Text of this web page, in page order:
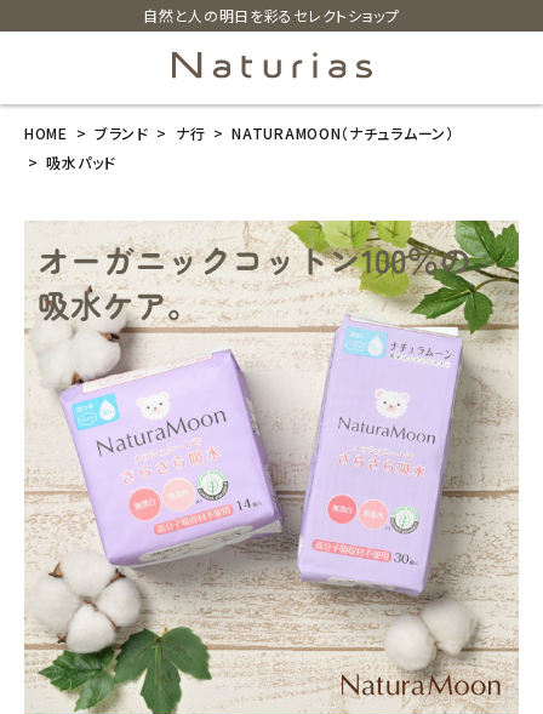
自然と人の明日を彩るセレクトショップ
新商品
カテゴリーから探す
美容・コスメ・香水
衛生用品
日用品雑貨
フェムケア
インナー・下着・ナイトウェア
HOME ブランド ナ行
NATURAMOON（ナチュラムーン）
吸水パッド